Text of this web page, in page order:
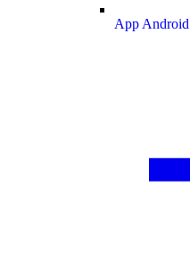
App Android